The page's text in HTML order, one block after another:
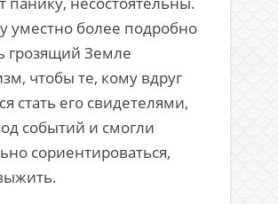
уместно более подробно
грозящий Земле
чтобы те, кому вдруг
стать его свидетелями,
событий и смогли
сориентироваться,